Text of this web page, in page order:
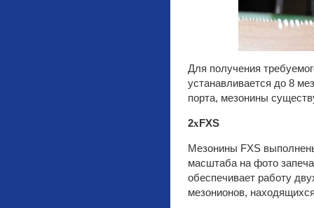
Для получения
устанавливается до 8
порта, мезонины
2x FXS
Мезонины FXS
масштаба на фото
обеспечивает работу
мезонионов,